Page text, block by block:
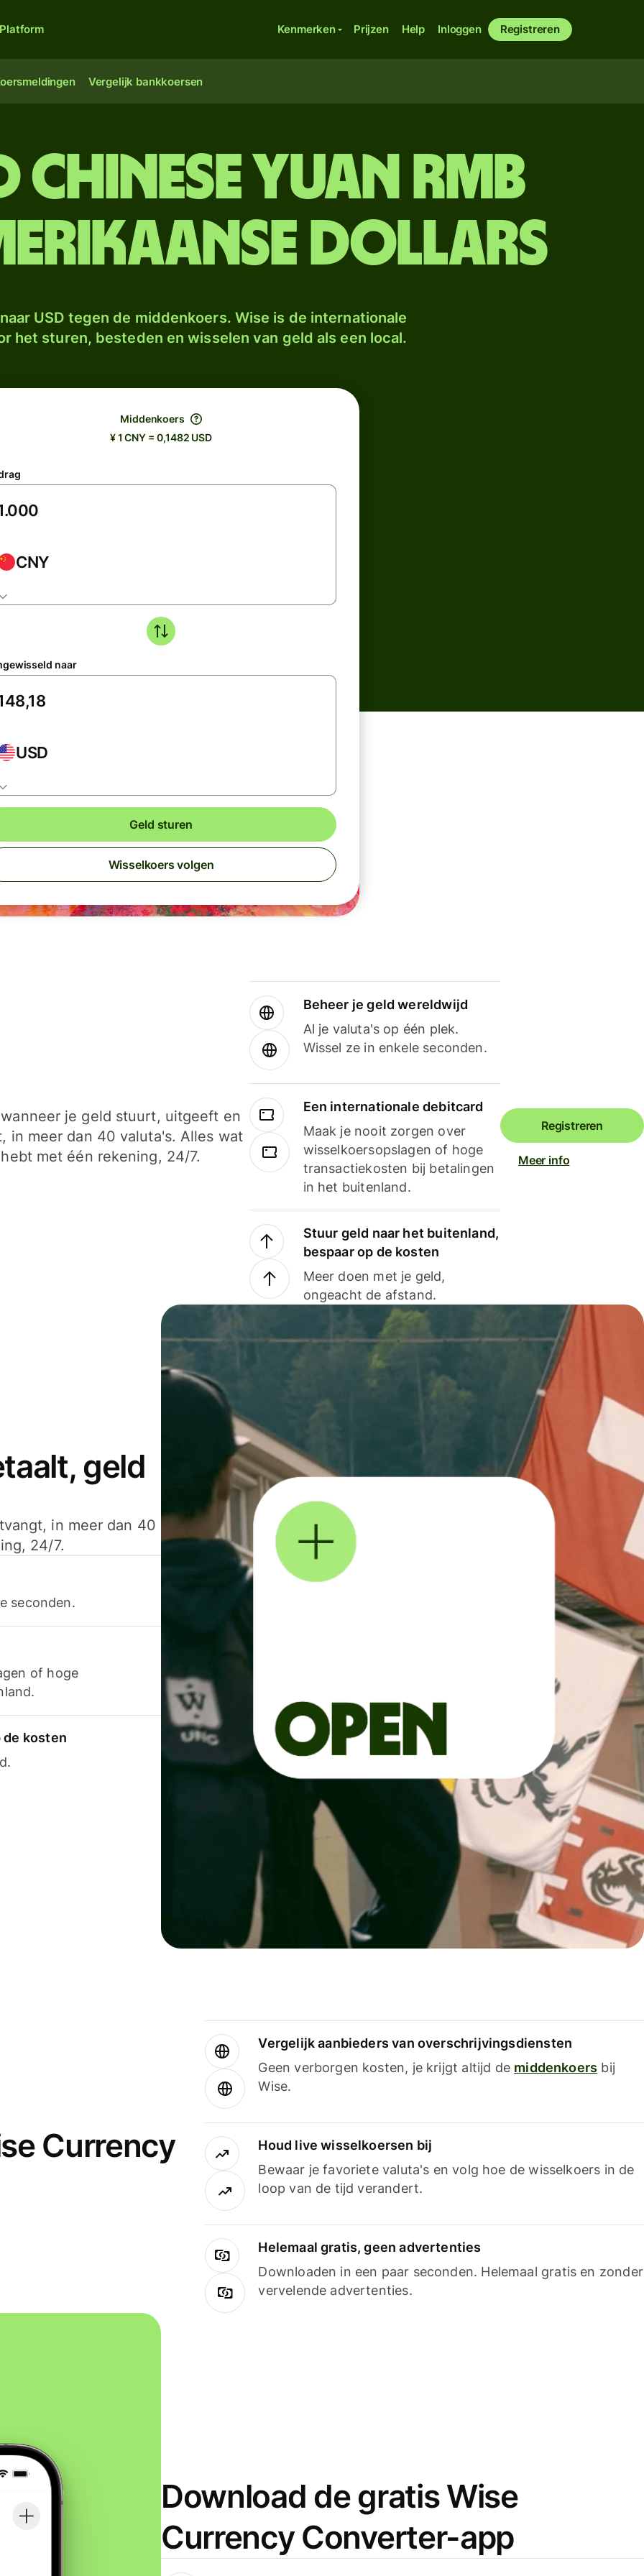
Platform Kenmerken Prijzen Help Inloggen Registreren
Vergelijk bankkoersen
Chinese yuan rmb
dollars
USD tegen de middenkoers. Wise is de internationale
het sturen, besteden en wisselen van geld als een local.
Middenkoers
¥ 1 CNY = 0,1482 USD
CNY
naar
USD
Geld sturen
Wisselkoers volgen
je geld stuurt, uitgeeft en
in meer dan 40 valuta's. Alles wat
met één rekening, 24/7.
Beheer je geld wereldwijd
Al je valuta's op één plek.
Wissel ze in enkele seconden.
Een internationale debitcard
Maak je nooit zorgen over
wisselkoersopslagen of hoge
transactiekosten bij betalingen
in het buitenland.
Stuur geld naar het buitenland,
bespaar op de kosten
Meer doen met je geld,
ongeacht de afstand.
Registreren
Meer info
geld
in meer dan 40
24/7.
seconden.
of hoge
de kosten
Currency
Vergelijk aanbieders van overschrijvingsdiensten
Geen verborgen kosten, je krijgt altijd de middenkoers bij
Wise.
Houd live wisselkoersen bij
Bewaar je favoriete valuta's en volg hoe de wisselkoers in de
loop van de tijd verandert.
Helemaal gratis, geen advertenties
Downloaden in een paar seconden. Helemaal gratis en zonder
vervelende advertenties.
Download de gratis Wise
Currency Converter-app